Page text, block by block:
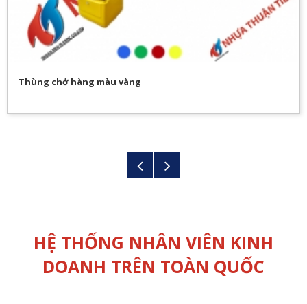
Thùng chở hàng màu vàng
HỆ THỐNG NHÂN VIÊN KINH
DOANH TRÊN TOÀN QUỐC